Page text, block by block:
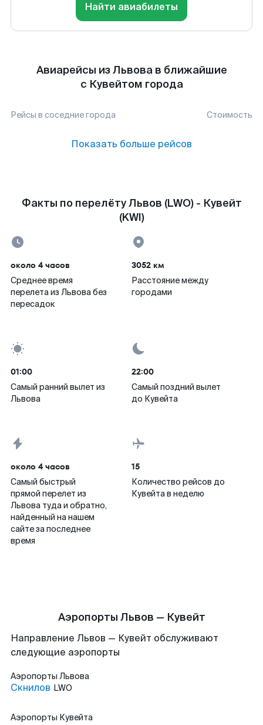
Найти авиабилеты
Авиарейсы из Львова в ближайшие
с Кувейтом города
Рейсы в соседние города Стоимость
Показать больше рейсов
Факты по перелёту Львов (LWO) - Кувейт
(KWI)
около 4 часов
Среднее время
перелета из Львова без
пересадок
3052 км
Расстояние между
городами
01:00
Самый ранний вылет из
Львова
22:00
Самый поздний вылет
до Кувейта
около 4 часов
Самый быстрый
прямой перелет из
Львова туда и обратно,
найденный на нашем
сайте за последнее
время
15
Количество рейсов до
Кувейта в неделю
Аэропорты Львов — Кувейт
Направление Львов — Кувейт обслуживают
следующие аэропорты
Аэропорты Львова
Скнилов LWO
Аэропорты Кувейта